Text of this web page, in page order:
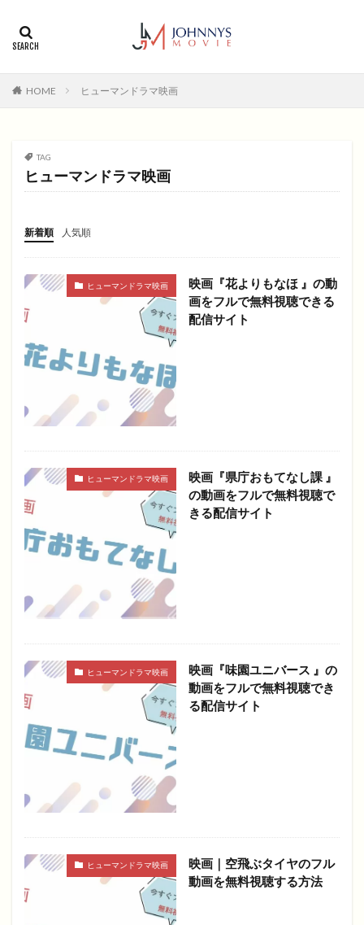
HOME ヒューマンドラマ映画
TAG
ヒューマンドラマ映画
新着順 人気順
ヒューマンドラマ映画
映画『花よりもなほ 』の動
画をフルで無料視聴できる
配信サイト
ヒューマンドラマ映画
映画『県庁おもてなし課 』
の動画をフルで無料視聴で
きる配信サイト
ヒューマンドラマ映画
映画『味園ユニバース 』の
動画をフルで無料視聴でき
る配信サイト
ヒューマンドラマ映画
映画｜空飛ぶタイヤのフル
動画を無料視聴する方法
2018年
2019年
動画無料視聴
恋愛
無料視聴動画
青春
検索